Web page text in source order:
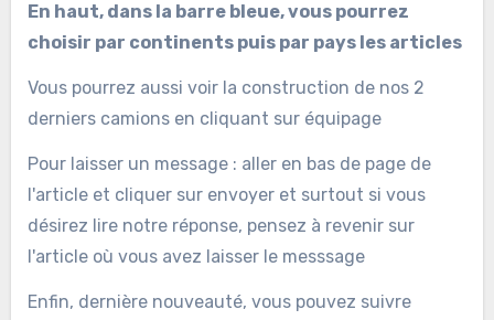
En haut, dans la barre bleue, vous pourrez
choisir par continents puis par pays les articles
Vous pourrez aussi voir la construction de nos 2
derniers camions en cliquant sur équipage
Pour laisser un message : aller en bas de page de
l'article et cliquer sur envoyer et surtout si vous
désirez lire notre réponse, pensez à revenir sur
l'article où vous avez laisser le messsage
Enfin, dernière nouveauté, vous pouvez suivre